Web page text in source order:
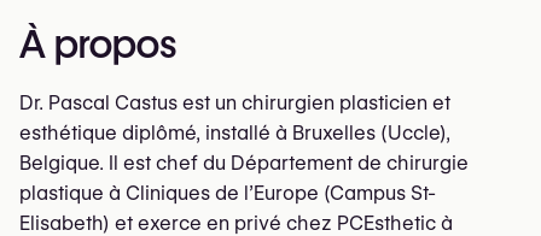
À propos
Dr. Pascal Castus est un chirurgien plasticien et
esthétique diplômé, installé à Bruxelles (Uccle),
Belgique. Il est chef du Département de chirurgie
plastique à Cliniques de l’Europe (Campus St-
Elisabeth) et exerce en privé chez PCEsthetic à